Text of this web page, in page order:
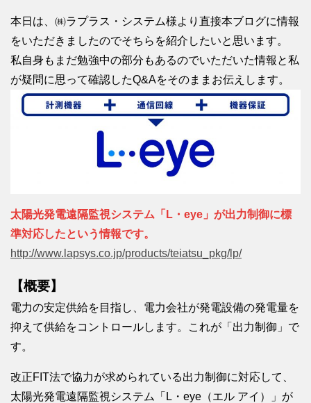
本日は、㈱ラプラス・システム様より直接本ブログに情報
をいただきましたのでそちらを紹介したいと思います。
私自身もまだ勉強中の部分もあるのでいただいた情報と私
が疑問に思って確認したQ&Aをそのままお伝えします。
太陽光発電遠隔監視システム「L・eye」が出力制御に標
準対応したという情報です。
http://www.lapsys.co.jp/products/teiatsu_pkg/lp/
【概要】
電力の安定供給を目指し、電力会社が発電設備の発電量を
抑えて供給をコントロールします。これが「出力制御」で
す。
改正FIT法で協力が求められている出力制御に対応して、
太陽光発電遠隔監視システム「L・eye（エル アイ）」が